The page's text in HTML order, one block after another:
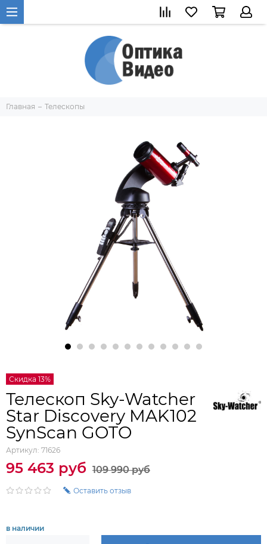
Главная Телескопы
Скидка 13%
Телескоп Sky-Watcher
Star Discovery MAK102
SynScan GOTO
Артикул: 71626
95 463 руб 109 990 руб
Оставить отзыв
в наличии